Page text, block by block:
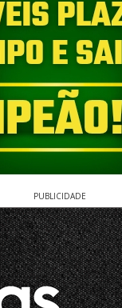
PUBLICIDADE